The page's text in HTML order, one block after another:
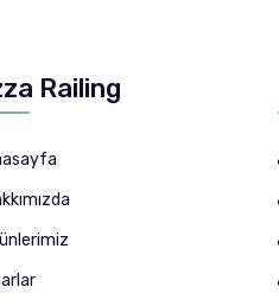
Railing